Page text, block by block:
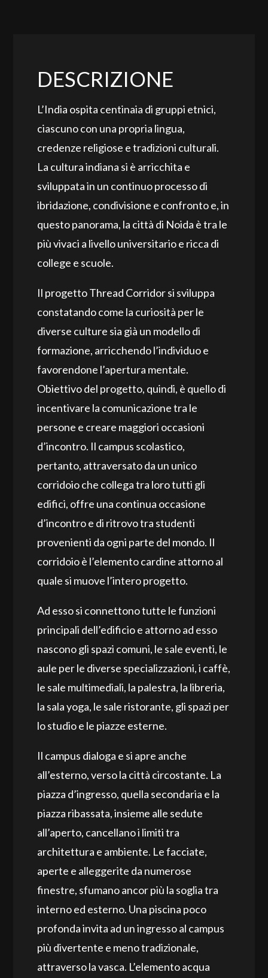
DESCRIZIONE
L’India ospita centinaia di gruppi etnici,
ciascuno con una propria lingua,
credenze religiose e tradizioni culturali.
La cultura indiana si è arricchita e
sviluppata in un continuo processo di
ibridazione, condivisione e confronto e, in
questo panorama, la città di Noida è tra le
più vivaci a livello universitario e ricca di
college e scuole.
Il progetto Thread Corridor si sviluppa
constatando come la curiosità per le
diverse culture sia già un modello di
formazione, arricchendo l’individuo e
favorendone l’apertura mentale.
Obiettivo del progetto, quindi, è quello di
incentivare la comunicazione tra le
persone e creare maggiori occasioni
d’incontro. Il campus scolastico,
pertanto, attraversato da un unico
corridoio che collega tra loro tutti gli
edifici, offre una continua occasione
d’incontro e di ritrovo tra studenti
provenienti da ogni parte del mondo. Il
corridoio è l’elemento cardine attorno al
quale si muove l’intero progetto.
Ad esso si connettono tutte le funzioni
principali dell’edificio e attorno ad esso
nascono gli spazi comuni, le sale eventi, le
aule per le diverse specializzazioni, i caffè,
le sale multimediali, la palestra, la libreria,
la sala yoga, le sale ristorante, gli spazi per
lo studio e le piazze esterne.
Il campus dialoga e si apre anche
all’esterno, verso la città circostante. La
piazza d’ingresso, quella secondaria e la
piazza ribassata, insieme alle sedute
all’aperto, cancellano i limiti tra
architettura e ambiente. Le facciate,
aperte e alleggerite da numerose
finestre, sfumano ancor più la soglia tra
interno ed esterno. Una piscina poco
profonda invita ad un ingresso al campus
più divertente e meno tradizionale,
attraverso la vasca. L’elemento acqua